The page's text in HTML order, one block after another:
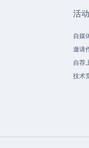
活动
自媒
邀请
自荐
技术